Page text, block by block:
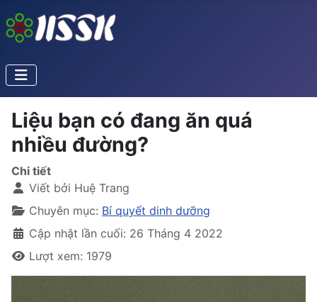
Liệu bạn có đang ăn quá
nhiều đường?
Chi tiết
Viết bởi Huệ Trang
Chuyên mục: Bí quyết dinh dưỡng
Cập nhật lần cuối: 26 Tháng 4 2022
Lượt xem: 1979